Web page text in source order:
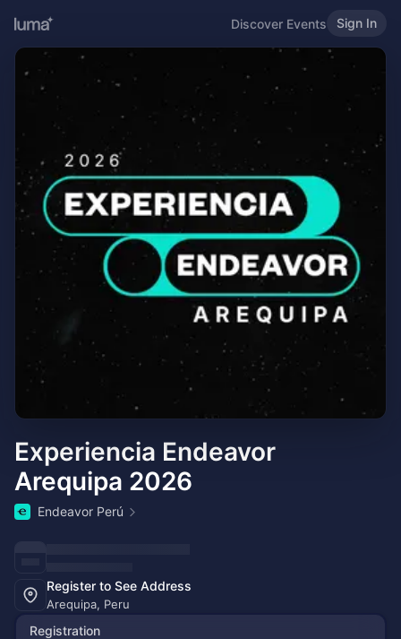
Discover Events Sign In
Experiencia Endeavor
Arequipa 2026
Endeavor Perú
Register to See Address
Arequipa, Peru
Registration